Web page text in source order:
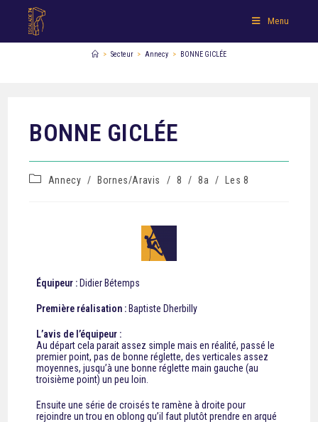
Menu
> Secteur > Annecy > BONNE GICLÉE
BONNE GICLÉE
Annecy / Bornes/Aravis / 8 / 8a / Les 8
Équipeur : Didier Bétemps
Première réalisation : Baptiste Dherbilly
L’avis de l’équipeur :
Au départ cela parait assez simple mais en réalité, passé le
premier point, pas de bonne réglette, des verticales assez
moyennes, jusqu’à une bonne réglette main gauche (au
troisième point) un peu loin.
Ensuite une série de croisés te ramène à droite pour
rejoindre un trou en oblong qu’il faut plutôt prendre en arqué